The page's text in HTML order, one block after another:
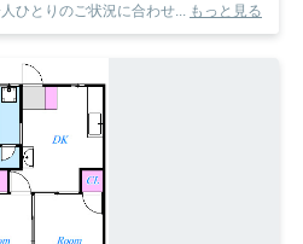
ひとりのご状況に合わせ...
もっと見る